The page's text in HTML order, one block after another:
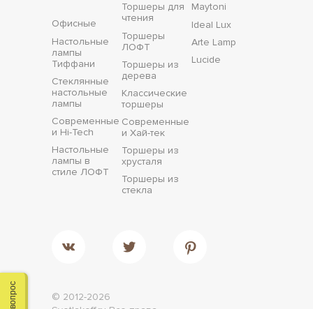
Офисные
Настольные
лампы
Тиффани
Стеклянные
настольные
лампы
Современные
и Hi-Tech
Настольные
лампы в
стиле ЛОФТ
Торшеры для
чтения
Торшеры
ЛОФТ
Торшеры из
дерева
Классические
торшеры
Современные
и Хай-тек
Торшеры из
хрусталя
Торшеры из
стекла
Maytoni
Ideal Lux
Arte Lamp
Lucide
© 2012-2026